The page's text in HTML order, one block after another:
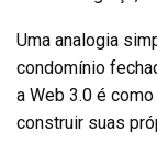
Uma analogia
condomínio
a Web 3.0 é
construir suas